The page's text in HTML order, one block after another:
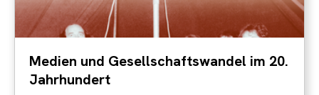
Medien und Gesellschaftswandel im 20.
Jahrhundert